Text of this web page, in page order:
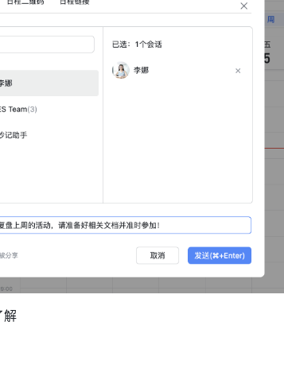
解